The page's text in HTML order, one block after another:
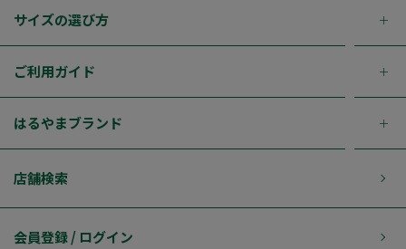
サイズの選び方
ご利用ガイド
はるやまブランド
店舗検索
会員登録 / ログイン